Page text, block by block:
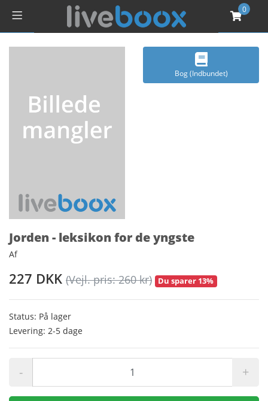
0
Bog (Indbundet)
Jorden - leksikon for de yngste
Af
227 DKK (Vejl. pris: 260 kr) Du sparer 13%
Status: På lager
Levering: 2-5 dage
- +